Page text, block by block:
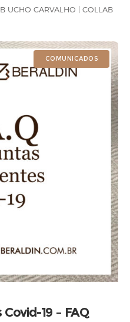
UCHO CARVALHO | COLLAB
COMUNICADOS
19 – FAQ